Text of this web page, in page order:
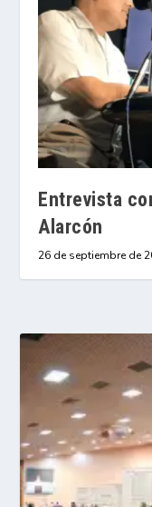
Entrevista
Alarcón
26 de septiembre de